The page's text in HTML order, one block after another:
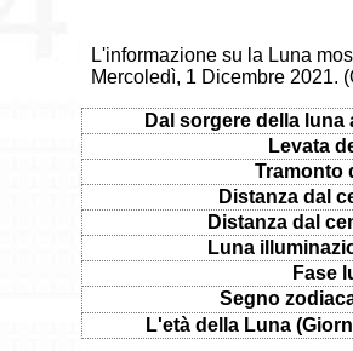
L'informazione su la Luna
Mercoledì, 1 Dicembre 2021.
Dal sorgere della
Levata
Tramonto
Distanza dal
Distanza dal
Luna
Fase
Segno
L'età della Luna